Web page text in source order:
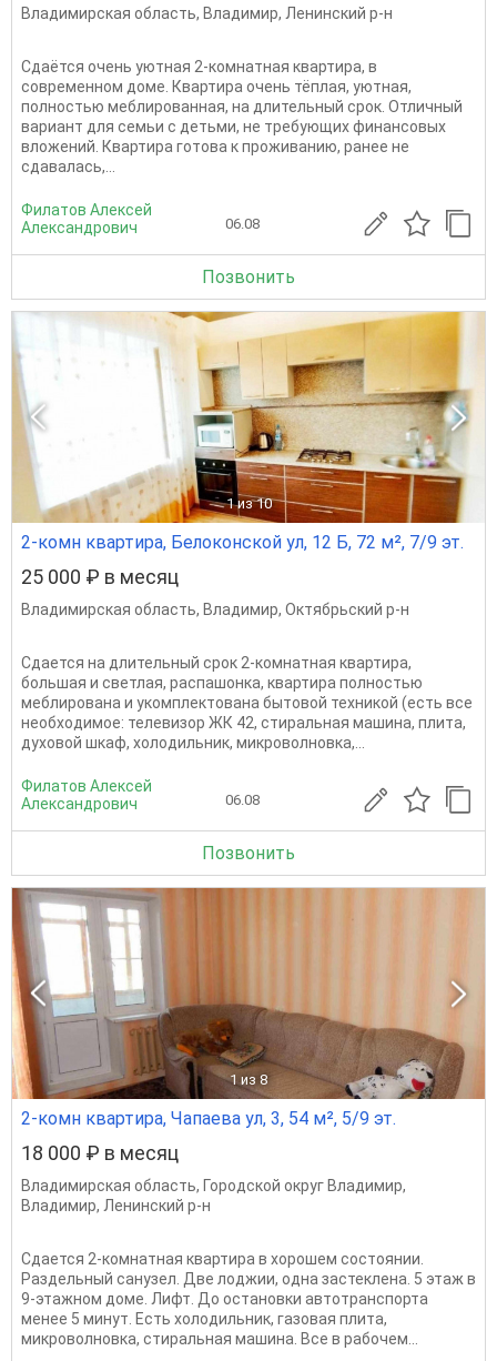
Владимирская область, Владимир, Ленинский р-н
Сдаётся очень уютная 2-комнатная квартира, в
современном доме. Квартира очень тёплая, уютная,
полностью меблированная, на длительный срок. Отличный
вариант для семьи с детьми, не требующих финансовых
вложений. Квартира готова к проживанию, ранее не
сдавалась,...
Филатов Алексей
Александрович
06.08
Позвонить
1 из 10
2-комн квартира, Белоконской ул, 12 Б, 72 м², 7/9 эт.
25 000 ₽ в месяц
Владимирская область, Владимир, Октябрьский р-н
Сдается на длительный срок 2-комнатная квартира,
большая и светлая, распашонка, квартира полностью
меблирована и укомплектована бытовой техникой (есть все
необходимое: телевизор ЖК 42, стиральная машина, плита,
духовой шкаф, холодильник, микроволновка,...
Филатов Алексей
Александрович
06.08
Позвонить
1 из 8
2-комн квартира, Чапаева ул, 3, 54 м², 5/9 эт.
18 000 ₽ в месяц
Владимирская область, Городской округ Владимир,
Владимир, Ленинский р-н
Сдается 2-комнатная квартира в хорошем состоянии.
Раздельный санузел. Две лоджии, одна застеклена. 5 этаж в
9-этажном доме. Лифт. До остановки автотранспорта
менее 5 минут. Есть холодильник, газовая плита,
микроволновка, стиральная машина. Все в рабочем...